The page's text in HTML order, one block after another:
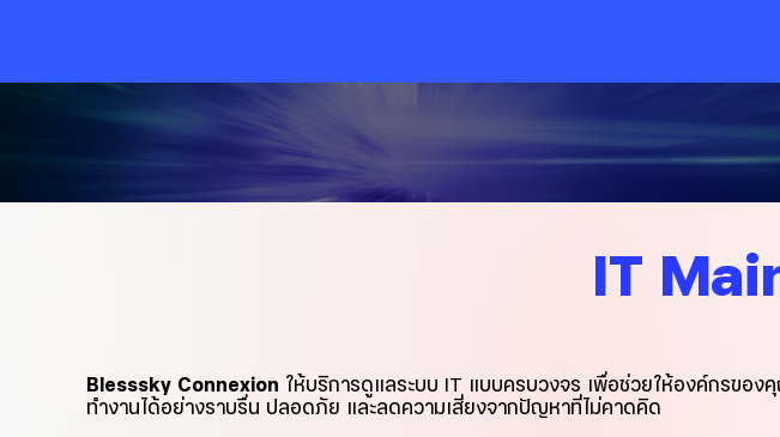
IT
Blesssky Connexion ให้บริการดูแลระบบ IT แบบครบวงจร เพื่อช่วยให้องค์กรของ
ทำงานได้อย่างราบรื่น ปลอดภัย และลดความเสี่ยงจากปัญหาที่ไม่คาดคิด